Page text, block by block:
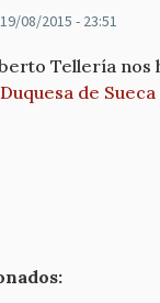
08/2015 - 23:51
Tellería nos
de Sueca